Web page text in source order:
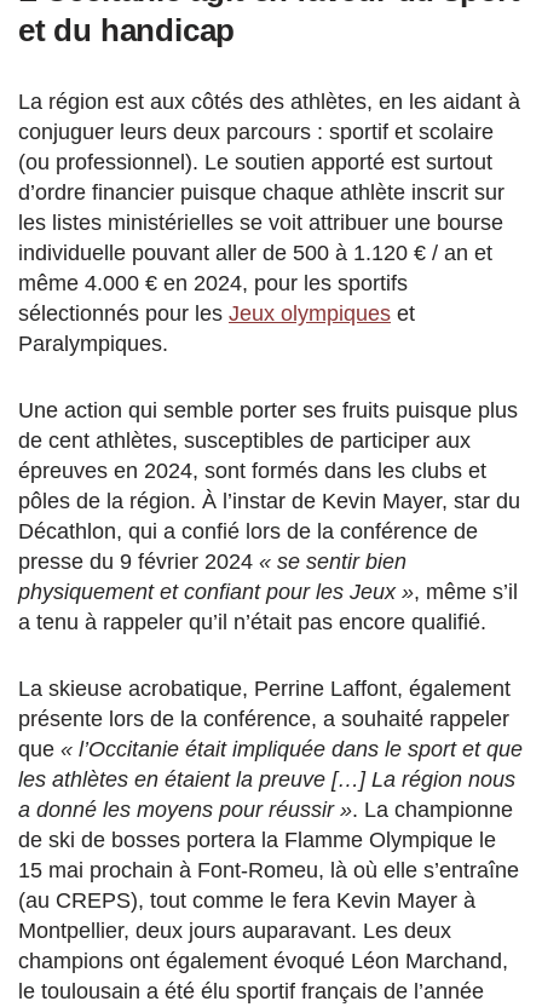
et du handicap
La région est aux côtés des athlètes, en les aidant à
conjuguer leurs deux parcours : sportif et scolaire
(ou professionnel). Le soutien apporté est surtout
d’ordre financier puisque chaque athlète inscrit sur
les listes ministérielles se voit attribuer une bourse
individuelle pouvant aller de 500 à 1.120 € / an et
même 4.000 € en 2024, pour les sportifs
sélectionnés pour les Jeux olympiques et
Paralympiques.
Une action qui semble porter ses fruits puisque plus
de cent athlètes, susceptibles de participer aux
épreuves en 2024, sont formés dans les clubs et
pôles de la région. À l’instar de Kevin Mayer, star du
Décathlon, qui a confié lors de la conférence de
presse du 9 février 2024 « se sentir bien
physiquement et confiant pour les Jeux », même s’il
a tenu à rappeler qu’il n’était pas encore qualifié.
La skieuse acrobatique, Perrine Laffont, également
présente lors de la conférence, a souhaité rappeler
que « l’Occitanie était impliquée dans le sport et que
les athlètes en étaient la preuve […] La région nous
a donné les moyens pour réussir ». La championne
de ski de bosses portera la Flamme Olympique le
15 mai prochain à Font-Romeu, là où elle s’entraîne
(au CREPS), tout comme le fera Kevin Mayer à
Montpellier, deux jours auparavant. Les deux
champions ont également évoqué Léon Marchand,
le toulousain a été élu sportif français de l’année